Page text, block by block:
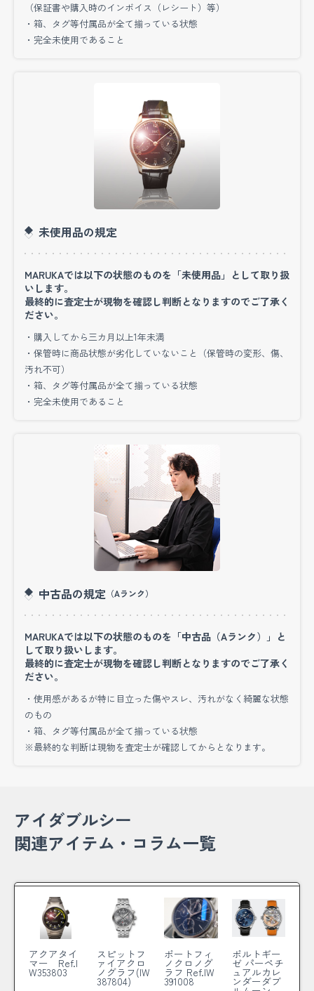
も大歓迎でございます！
オーバーホールしてなくても全然かまいません
又動かなくなったような時計の買取も行っており
お気軽にお持ち込み頂けたらと思います！
IWC高価買取りのマルカにお任せ下さい
すごく親身になってお話しを聞いて下さったので
マルカさんに一度見ていただこうと思い宅配買取
を利用させてもらいました。思っていたよりも査
定が早くてすぐに入金されていましたのでとても
安心しました。時計だし少し怖いなという気持ち
もありましたが、利用してみて良かったと今では
満足しております。ありがとうございました！
この度はMARUKA（マルカ）の宅配買取をご利用
頂き、またIWCといった素敵なお品物をご売却頂
き誠にありがとうございました。
初めてご利用のお客様は時計を送るのに抵抗があ
る方も多いかと思いますが緩衝材など必要な資材
をお届して少しでも安心してご利用頂けるように
ども宅配査定で連日多くのお客様にご利用頂いて
おりますので、またご機会ありましたらお気軽に
ご相談下さいませ。
（保証書や購入時のインボイス（レシート）等）
・箱、タグ等付属品が全て揃っている状態
・完全未使用であること
未使用品の規定
MARUKAでは以下の状態のものを「未使用品」として取り扱
いします。
最終的に査定士が現物を確認し判断となりますのでご了承く
ださい。
・購入してから三カ月以上1年未満
・保管時に商品状態が劣化していないこと（保管時の変形、傷、
汚れ不可）
・箱、タグ等付属品が全て揃っている状態
・完全未使用であること
中古品の規定 （Aランク）
MARUKAでは以下の状態のものを「中古品（Aランク）」と
して取り扱いします。
最終的に査定士が現物を確認し判断となりますのでご了承く
ださい。
・使用感があるが特に目立った傷やスレ、汚れがなく綺麗な状態
のもの
・箱、タグ等付属品が全て揃っている状態
※最終的な判断は現物を査定士が確認してからとなります。
アイダブルシー
関連アイテム・コラム一覧
アクアタイ
マー Ref.I
W353803
スピットフ
ァイアクロ
ノグラフ(IW
387804)
ポートフィ
ノクロノグ
ラフ Ref.IW
391008
ポルトギー
ゼ パーペチ
ュアルカレ
ンダーダブ